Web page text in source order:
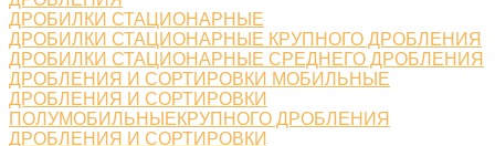
ДРОБИЛКИ СТАЦИОНАРНЫЕ
ДРОБИЛКИ СТАЦИОНАРНЫЕ КРУПНОГО ДРОБЛЕНИЯ
ДРОБИЛКИ СТАЦИОНАРНЫЕ СРЕДНЕГО ДРОБЛЕНИЯ
ДРОБЛЕНИЯ И СОРТИРОВКИ МОБИЛЬНЫЕ
ДРОБЛЕНИЯ И СОРТИРОВКИ
ПОЛУМОБИЛЬНЫЕКРУПНОГО ДРОБЛЕНИЯ
ДРОБЛЕНИЯ И СОРТИРОВКИ